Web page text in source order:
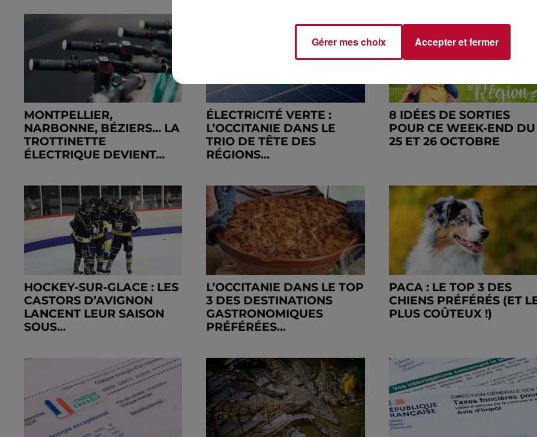
MONTPELLIER,
NARBONNE, BÉZIERS… LA
TROTTINETTE
ÉLECTRIQUE DEVIENT...
ÉLECTRICITÉ VERTE :
L’OCCITANIE DANS LE
TRIO DE TÊTE DES
RÉGIONS...
8 IDÉES DE SORTIES
POUR CE WEEK-END DU
25 ET 26 OCTOBRE
HOCKEY-SUR-GLACE : LES
CASTORS D’AVIGNON
LANCENT LEUR SAISON
SOUS...
L’OCCITANIE DANS LE TOP
3 DES DESTINATIONS
GASTRONOMIQUES
PRÉFÉRÉES...
PACA : LE TOP 3 DES
CHIENS PRÉFÉRÉS (ET
PLUS COÛTEUX !)
Gérer mes choix Accepter et fermer